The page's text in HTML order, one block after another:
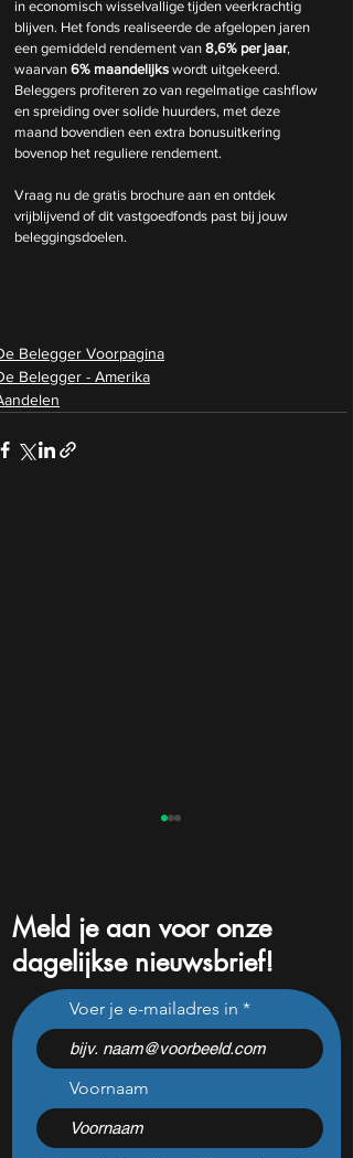
in economisch wisselvallige tijden veerkrachtig
blijven. Het fonds realiseerde de afgelopen jaren
een gemiddeld rendement van 8,6% per jaar,
waarvan 6% maandelijks wordt uitgekeerd.
Beleggers profiteren zo van regelmatige cashflow
en spreiding over solide huurders, met deze
maand bovendien een extra bonusuitkering
bovenop het reguliere rendement.
Vraag nu de gratis brochure aan en ontdek
vrijblijvend of dit vastgoedfonds past bij jouw
beleggingsdoelen.
Belegger Voorpagina
Belegger - Amerika
Nvidia onthult unieke kans
voor beleggers op GTC
Meld je aan voor onze
dagelijkse nieuwsbrief!
Voer je e-mailadres in
Voornaam